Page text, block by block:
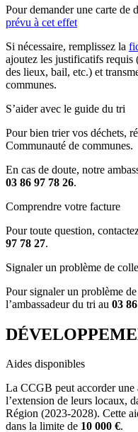
Pour demander une carte de
prévu à cet effet
Si nécessaire, remplissez la
ajoutez les justificatifs requis
des lieux, bail, etc.) et
communes.
S’aider avec le guide du tri
Pour bien trier vos déchets,
Communauté de communes.
En cas de doute, notre
03 86 97 78 26.
Comprendre votre facture
Pour toute question,
97 78 27.
Signaler un problème de
Pour signaler un problème
l’ambassadeur du tri au 03
Aides disponibles
La CCGB peut accorder
l’extension de leurs locaux,
Région (2023-2028). Cette
dans la limite de 10 000 €.